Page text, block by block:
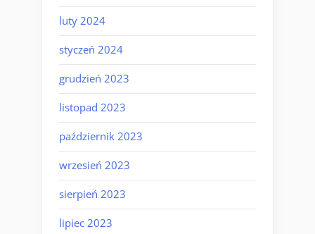
luty 2024
styczeń 2024
grudzień 2023
listopad 2023
październik 2023
wrzesień 2023
sierpień 2023
lipiec 2023